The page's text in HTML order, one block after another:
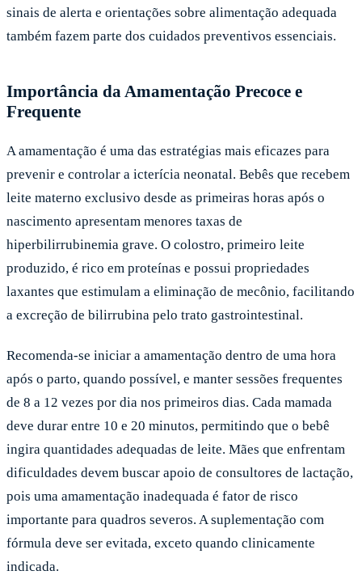
sinais de alerta e orientações sobre alimentação adequada
também fazem parte dos cuidados preventivos essenciais.
Importância da Amamentação Precoce e
Frequente
A amamentação é uma das estratégias mais eficazes para
prevenir e controlar a icterícia neonatal. Bebês que recebem
leite materno exclusivo desde as primeiras horas após o
nascimento apresentam menores taxas de
hiperbilirrubinemia grave. O colostro, primeiro leite
produzido, é rico em proteínas e possui propriedades
laxantes que estimulam a eliminação de mecônio, facilitando
a excreção de bilirrubina pelo trato gastrointestinal.
Recomenda-se iniciar a amamentação dentro de uma hora
após o parto, quando possível, e manter sessões frequentes
de 8 a 12 vezes por dia nos primeiros dias. Cada mamada
deve durar entre 10 e 20 minutos, permitindo que o bebê
ingira quantidades adequadas de leite. Mães que enfrentam
dificuldades devem buscar apoio de consultores de lactação,
pois uma amamentação inadequada é fator de risco
importante para quadros severos. A suplementação com
fórmula deve ser evitada, exceto quando clinicamente
indicada.